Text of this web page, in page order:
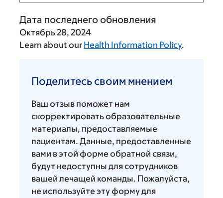
Дата последнего обновления
Октябрь 28, 2024
Learn about our Health Information Policy.
своим
Поделитесь своим мнением
Ваш отзыв поможет нам
скорректировать образовательные
материалы, предоставляемые
пациентам. Данные, предоставленные
вами в этой форме обратной связи,
будут недоступны для сотрудников
вашей лечащей команды. Пожалуйста,
не используйте эту форму для